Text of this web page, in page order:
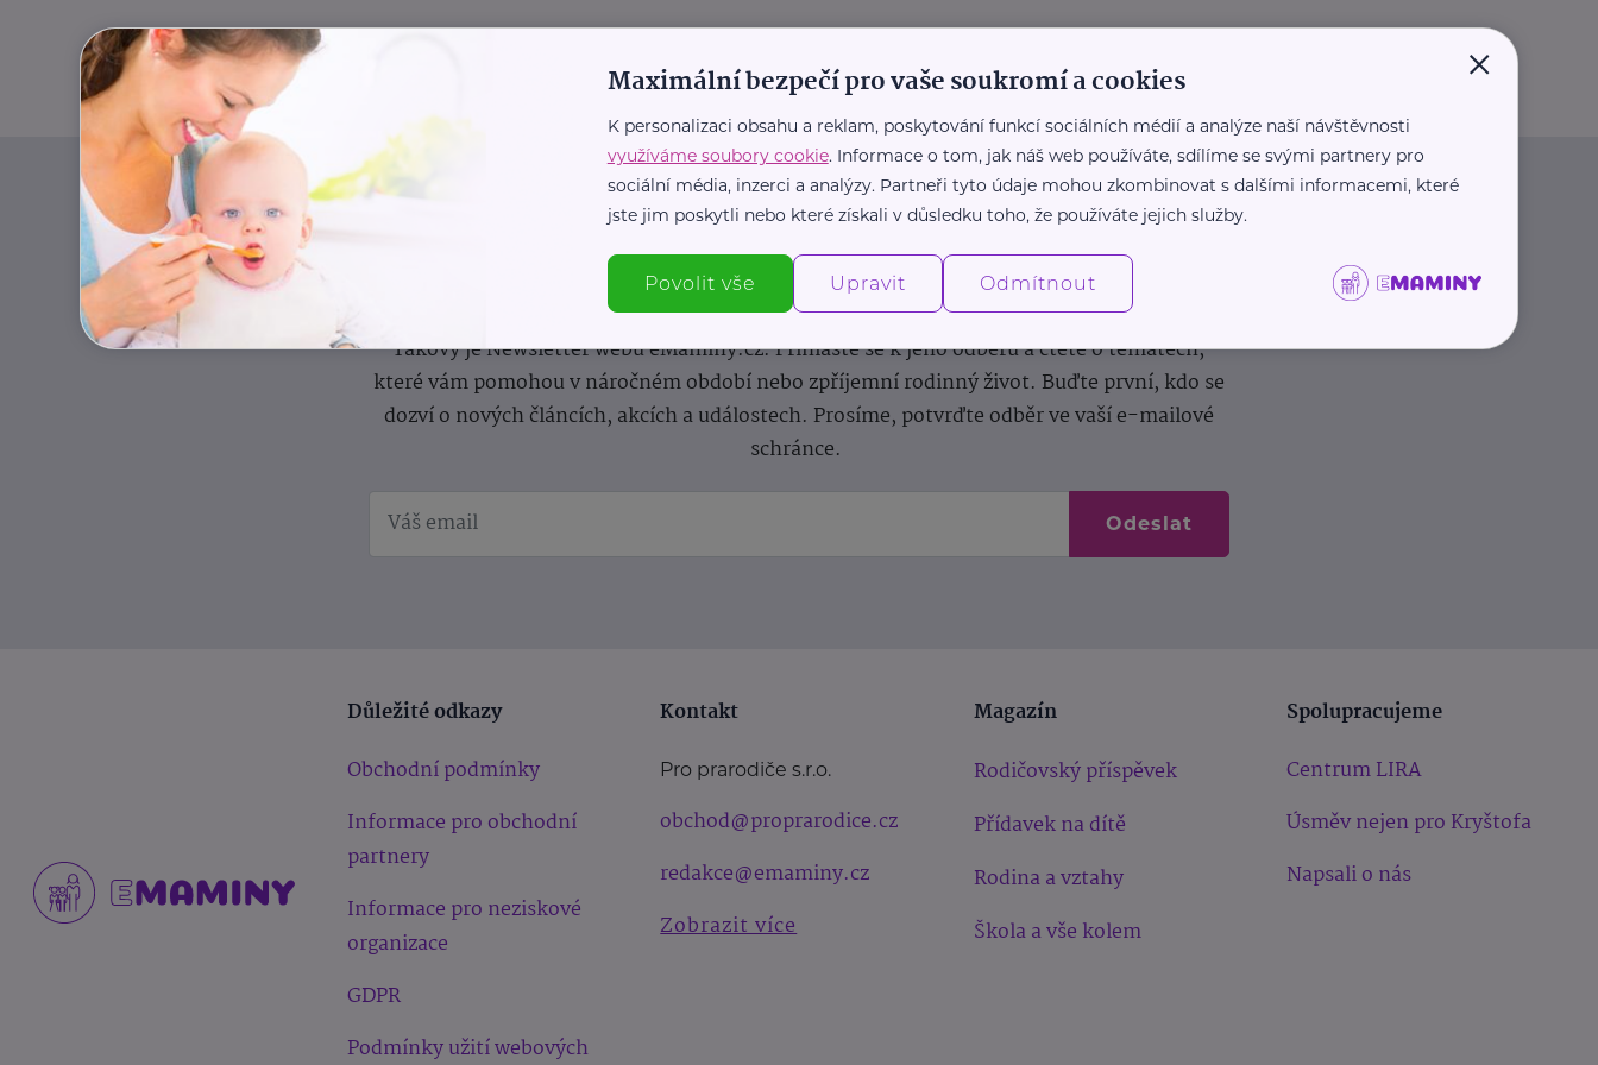
Newsletter
Pravidelný přísun novinek, inspirace na každý den, podpora pro rodiče i sdílení zkušeností.
Takový je Newsletter webu eMaminy.cz. Přihlaste se k jeho odběru a čtěte o tématech,
které vám pomohou v náročném období nebo zpříjemní rodinný život. Buďte první, kdo se
dozví o nových článcích, akcích a událostech. Prosíme, potvrďte odběr ve vaší e-mailové
schránce.
Odeslat
Důležité odkazy
Obchodní podmínky
Informace pro obchodní
partnery
Informace pro neziskové
organizace
GDPR
Podmínky užití webových
Kontakt
Pro prarodiče s.r.o.
obchod@proprarodice.cz
redakce@emaminy.cz
Zobrazit více
Magazín
Rodičovský příspěvek
Přídavek na dítě
Rodina a vztahy
Škola a vše kolem
Spolupracujeme
Centrum LIRA
Úsměv nejen pro Kryštofa
Napsali o nás
×
Maximální bezpečí pro vaše soukromí a cookies
K personalizaci obsahu a reklam, poskytování funkcí sociálních médií a analýze naší návštěvnosti
využíváme soubory cookie. Informace o tom, jak náš web používáte, sdílíme se svými partnery pro
sociální média, inzerci a analýzy. Partneři tyto údaje mohou zkombinovat s dalšími informacemi, které
jste jim poskytli nebo které získali v důsledku toho, že používáte jejich služby.
Povolit vše Upravit Odmítnout